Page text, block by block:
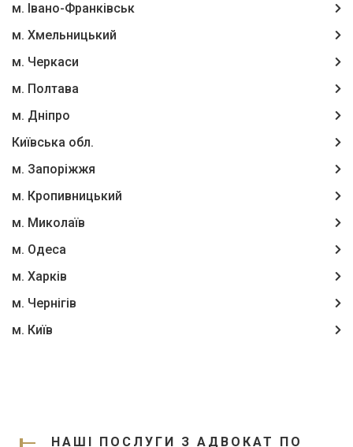
м. Івано-Франківськ
м. Хмельницький
м. Черкаси
м. Полтава
м. Дніпро
Київська обл.
м. Запоріжжя
м. Кропивницький
м. Миколаїв
м. Одеса
м. Харків
м. Чернігів
м. Київ
НАШІ ПОСЛУГИ З АДВОКАТ ПО